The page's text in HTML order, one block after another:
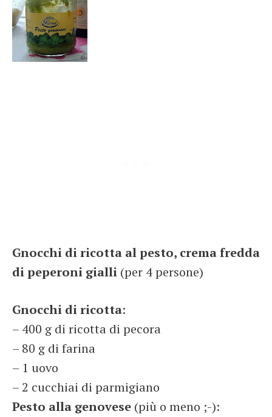
Gnocchi di ricotta al pesto, crema fredda
di peperoni gialli (per 4 persone)
Gnocchi di ricotta:
– 400 g di ricotta di pecora
– 80 g di farina
– 1 uovo
– 2 cucchiai di parmigiano
Pesto alla genovese (più o meno ;-):